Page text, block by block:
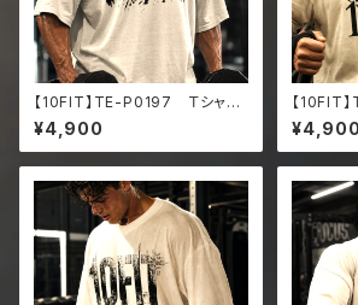
【10FIT】TE-P0197 Ｔシャ
ツ トレーニング 筋トレ 10F
ITアートデザイン Oversize
d faded t-shirt
¥4,900
【10FIT
ツ トレ
ITアート
d
¥4,900